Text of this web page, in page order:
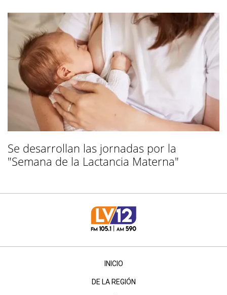
Se desarrollan las jornadas por la
"Semana de la Lactancia Materna"
INICIO
DE LA REGIÓN